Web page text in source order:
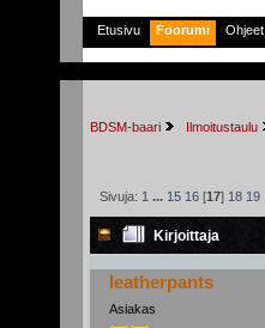
Etusivu Foorumi Ohjeet
BDSM-baari Ilmoitustaulu
Sivuja: 1 ... 15 16[17] 18 19
Kirjoittaja
leatherpants
Asiakas